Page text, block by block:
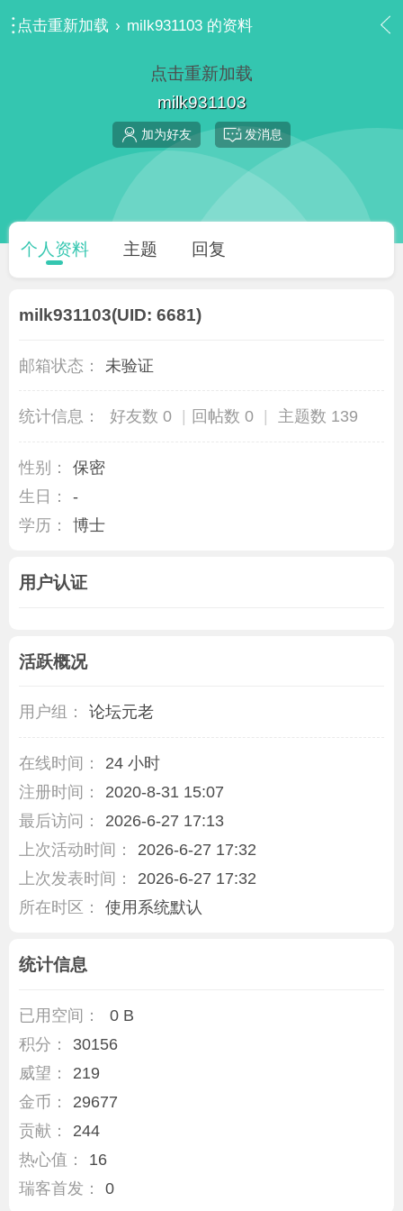
点击重新加载 › milk931103 的资料
点击重新加载
milk931103
加为好友 发消息
个人资料 主题 回复
milk931103(UID: 6681)
邮箱状态： 未验证
统计信息： 好友数 0 回帖数 0 主题数 139
性别：
保密
生日：
-
学历：
博士
用户认证
活跃概况
用户组： 论坛元老
在线时间：
24 小时
注册时间：
2020-8-31 15:07
最后访问：
2026-6-27 17:13
上次活动时间：
2026-6-27 17:32
上次发表时间：
2026-6-27 17:32
所在时区：
使用系统默认
统计信息
已用空间：
0 B
积分：
30156
威望：
219
金币：
29677
贡献：
244
热心值：
16
瑞客首发：
0